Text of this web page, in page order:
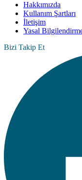
Hakkımızda
Kullanım Şartları
İletişim
Yasal
Bizi Takip Et